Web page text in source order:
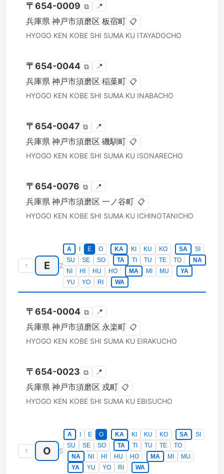
〒654-0009 ⧉ 📍
兵庫県 神戸市須磨区 板宿町 📋
HYOGO KEN KOBE SHI SUMA KU ITAYADOCHO
〒654-0044 ⧉ 📍
兵庫県 神戸市須磨区 稲葉町 📋
HYOGO KEN KOBE SHI SUMA KU INABACHO
〒654-0047 ⧉ 📍
兵庫県 神戸市須磨区 磯馴町 📋
HYOGO KEN KOBE SHI SUMA KU ISONARECHO
〒654-0076 ⧉ 📍
兵庫県 神戸市須磨区 一ノ谷町 📋
HYOGO KEN KOBE SHI SUMA KU ICHINOTANICHO
↑ E 2
A E O KA KI KU KO SA
SI
SU
SE SO TA TI TU TE TO
NA
NI
HI HU HO MA MI MU
YA
YU
YO RI WA
〒654-0004 ⧉ 📍
兵庫県 神戸市須磨区 永楽町 📋
HYOGO KEN KOBE SHI SUMA KU EIRAKUCHO
〒654-0023 ⧉ 📍
兵庫県 神戸市須磨区 戎町 📋
HYOGO KEN KOBE SHI SUMA KU EBISUCHO
↑ O 5
A E O KA KI KU KO SA
SI
SU
SE SO TA TI TU TE
TO
NA
NI HI HU HO MA MI
MU
YA
YU YO RI WA